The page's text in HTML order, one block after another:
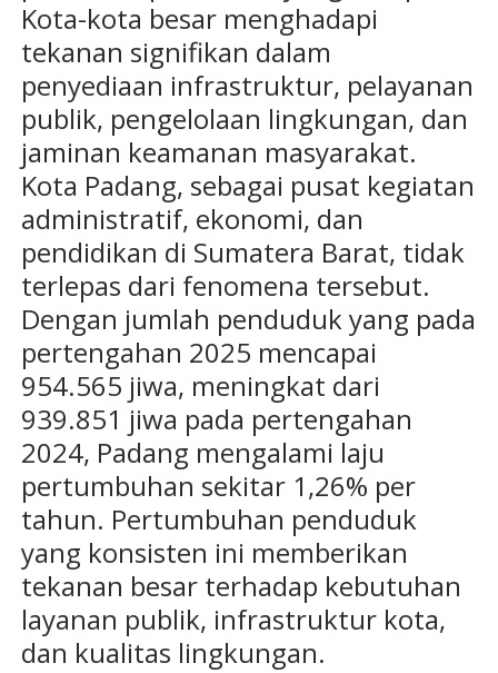
Kota-kota besar menghadapi
tekanan signifikan dalam
penyediaan infrastruktur, pelayanan
publik, pengelolaan lingkungan, dan
jaminan keamanan masyarakat.
Kota Padang, sebagai pusat kegiatan
administratif, ekonomi, dan
pendidikan di Sumatera Barat, tidak
terlepas dari fenomena tersebut.
Dengan jumlah penduduk yang pada
pertengahan 2025 mencapai
954.565 jiwa, meningkat dari
939.851 jiwa pada pertengahan
2024, Padang mengalami laju
pertumbuhan sekitar 1,26% per
tahun. Pertumbuhan penduduk
yang konsisten ini memberikan
tekanan besar terhadap kebutuhan
layanan publik, infrastruktur kota,
dan kualitas lingkungan.